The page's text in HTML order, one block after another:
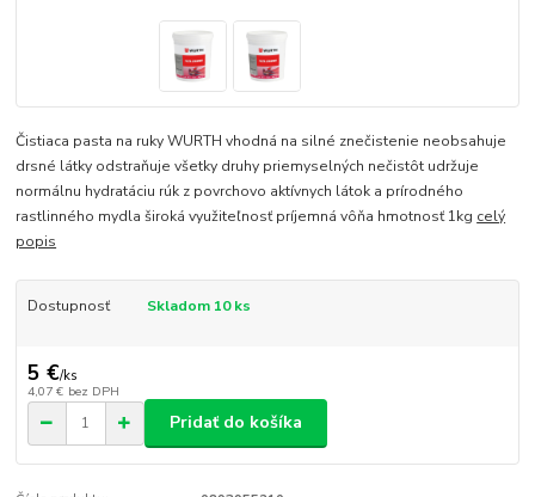
Čistiaca pasta na ruky WURTH vhodná na silné znečistenie neobsahuje
drsné látky odstraňuje všetky druhy priemyselných nečistôt udržuje
normálnu hydratáciu rúk z povrchovo aktívnych látok a prírodného
rastlinného mydla široká využiteľnosť príjemná vôňa hmotnosť 1kg celý
popis
Dostupnosť Skladom 10 ks
5 €/ks
4,07 € bez DPH
Pridať do košíka